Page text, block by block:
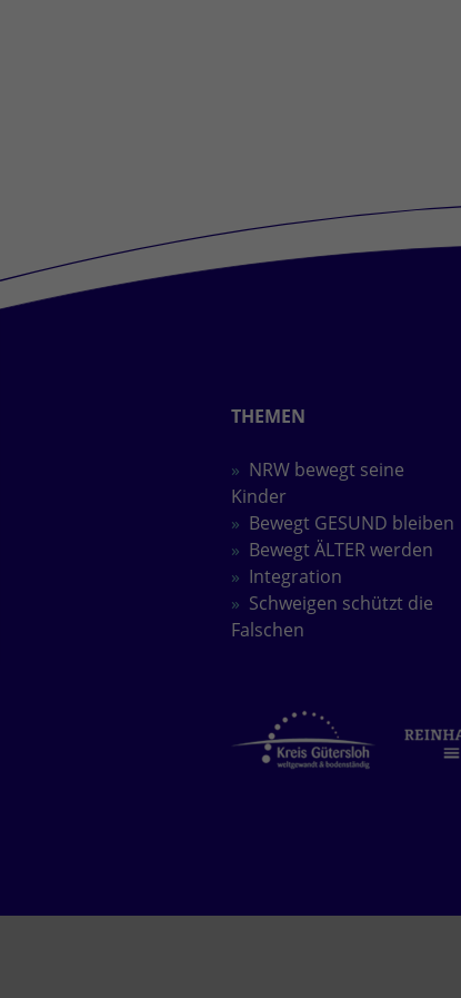
THEMEN
NRW bewegt seine
Kinder
Bewegt GESUND bleiben
Bewegt ÄLTER werden
Integration
Schweigen schützt die
Falschen